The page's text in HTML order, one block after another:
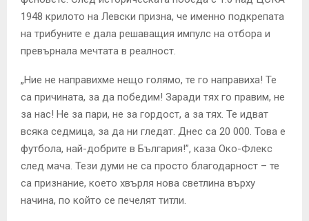
1948 крилото на Левски призна, че именно подкрепата
на трибуните е дала решаващия импулс на отбора и
превърнала мечтата в реалност.
„Ние не направихме нещо голямо, те го направиха! Те
са причината, за да победим! Заради тях го правим, не
за нас! Не за пари, не за гордост, а за тях. Те идват
всяка седмица, за да ни гледат. Днес са 20 000. Това е
футбола, най-добрите в България!”, каза Око-Флекс
след мача. Тези думи не са просто благодарност – те
са признание, което хвърля нова светлина върху
начина, по който се печелят титли.